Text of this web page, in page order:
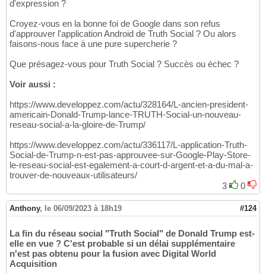
d'expression ?
Croyez-vous en la bonne foi de Google dans son refus
d'approuver l'application Android de Truth Social ? Ou alors
faisons-nous face à une pure supercherie ?
Que présagez-vous pour Truth Social ? Succès ou échec ?
Voir aussi :
https://www.developpez.com/actu/328164/L-ancien-president-
americain-Donald-Trump-lance-TRUTH-Social-un-nouveau-
reseau-social-a-la-gloire-de-Trump/
https://www.developpez.com/actu/336117/L-application-Truth-
Social-de-Trump-n-est-pas-approuvee-sur-Google-Play-Store-
le-reseau-social-est-egalement-a-court-d-argent-et-a-du-mal-a-
trouver-de-nouveaux-utilisateurs/
3
0
Anthony, le 06/09/2023 à 18h19 #124
La fin du réseau social "Truth Social" de Donald Trump est-
elle en vue ? C'est probable si un délai supplémentaire
n'est pas obtenu pour la fusion avec Digital World
Acquisition